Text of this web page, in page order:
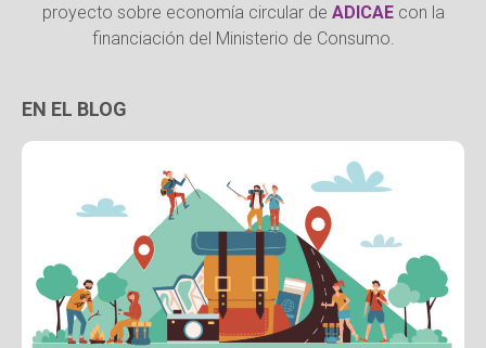
proyecto sobre economía circular de ADICAEcon la
financiación del Ministerio de Consumo.
EN EL BLOG